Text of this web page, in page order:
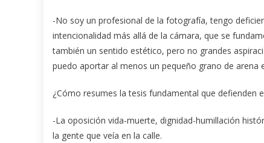
-No soy un profesional de la fotografía, tengo
intencionalidad más allá de la cámara, que se
también un sentido estético, pero no grandes
puedo aportar al menos un pequeño grano de arena
¿Cómo resumes la tesis fundamental que defienden
-La oposición vida-muerte, dignidad-humillación
la gente que veía en la calle.